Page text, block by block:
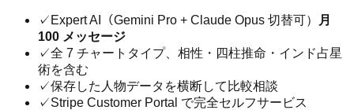
✓ Expert AI（Gemini Pro + Claude Opus 切替可）
月
100 メッセージ
✓全 7 チャートタイプ、相性・四柱推命・インド占星
術を含む
✓保存した人物データを横断して比較相談
✓Stripe Customer Portal で完全セルフサービス